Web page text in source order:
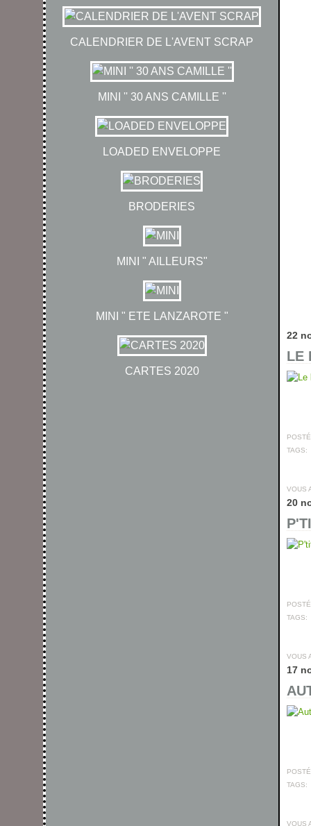
CALENDRIER DE L'AVENT SCRAP
MINI '' 30 ANS CAMILLE ''
LOADED ENVELOPPE
BRODERIES
MINI " AILLEURS"
MINI " ETE LANZAROTE "
CARTES 2020
22
LE
TAGS:
VOUS
20
TAGS:
VOUS
17
TAGS:
VOUS